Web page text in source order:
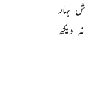
بہار
نہ دیکھ